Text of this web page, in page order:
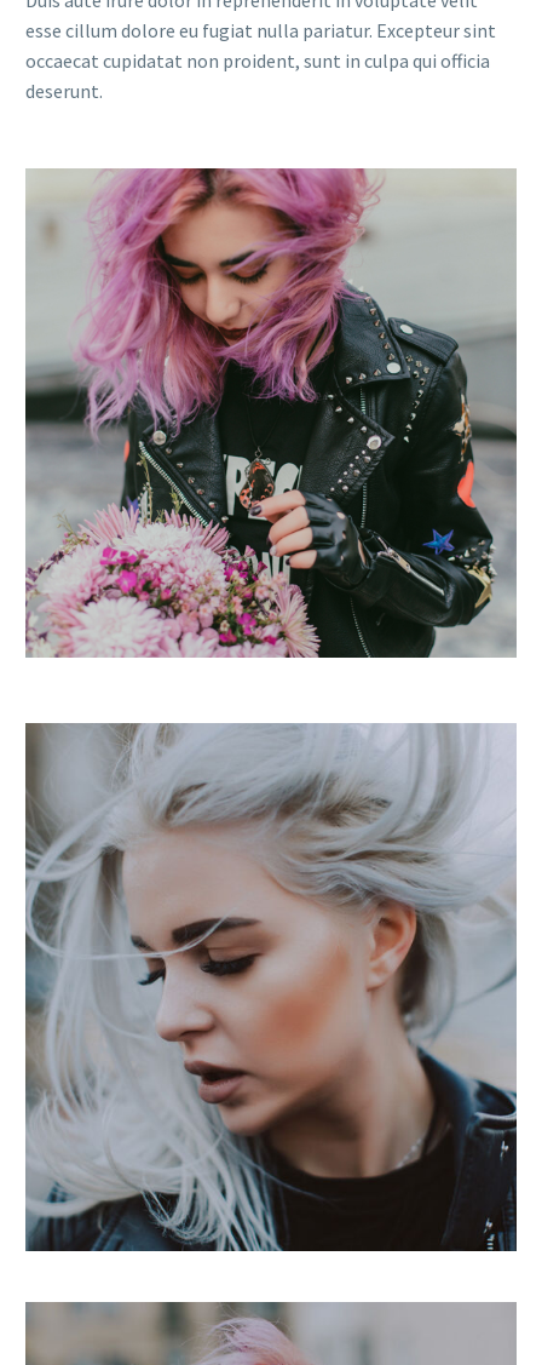
esse cillum dolore eu fugiat nulla pariatur. Excepteur sint
occaecat cupidatat non proident, sunt in culpa qui officia
deserunt.